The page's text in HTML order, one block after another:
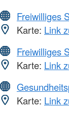
Freiwilliges
Karte: Link
Freiwilliges
Karte: Link
Karte: Link